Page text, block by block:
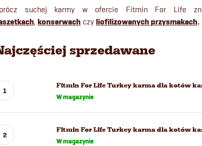
suchej karmy w ofercie Fitmin For Life
, konserwach czy liofilizowanych przysmakach.
sprzedawane
Fitmin For Life Turkey karma dla kotów
W magazynie
Fitmin For Life Turkey karma dla kotów
W magazynie